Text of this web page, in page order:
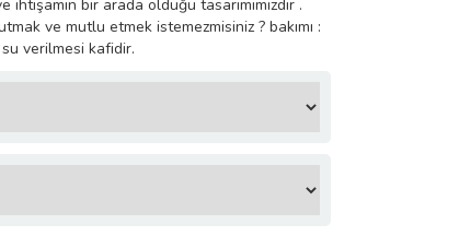
bir arada olduğu tasarımımızdır .
ve mutlu etmek istemezmisiniz ? bakımı :
verilmesi kafidir.